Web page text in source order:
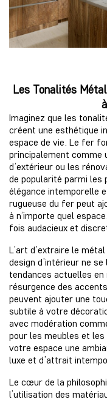
Les Tonalités
Imaginez que les
créent une esthétique
espace de vie. Le fer
principalement comme
d’extérieur ou les
de popularité parmi les
élégance intemporelle
rugueuse du fer peut
à n’importe quel
fois audacieux et
L’art d’extraire le
design d’intérieur ne
tendances actuelles en
résurgence des
peuvent ajouter une
subtile à votre
avec modération
pour les meubles et
votre espace une
luxe et d’attrait
Le cœur de la
l’utilisation des